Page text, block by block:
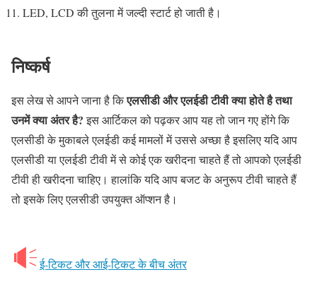
LED, LCD की तुलना में जल्दी स्टार्ट हो जाती है।
निष्कर्ष
इस लेख से आपने जाना है किएलसीडी और एलईडी टीवी क्या होते है तथा
उनमें क्या अंतर है?इस आर्टिकल को पढ़कर आप यह तो जान गए होंगे कि
एलसीडी के मुकाबले एलईडी कई मामलों में उससे अच्छा है इसलिए यदि आप
एलसीडी या एलईडी टीवी में से कोई एक खरीदना चाहते हैं तो आपको एलईडी
टीवी ही खरीदना चाहिए। हालांकि यदि आप बजट के अनुरूप टीवी चाहते हैं
तो इसके लिए एलसीडी उपयुक्त ऑप्शन है।
ई-टिकट और आई-टिकट के बीच अंतर